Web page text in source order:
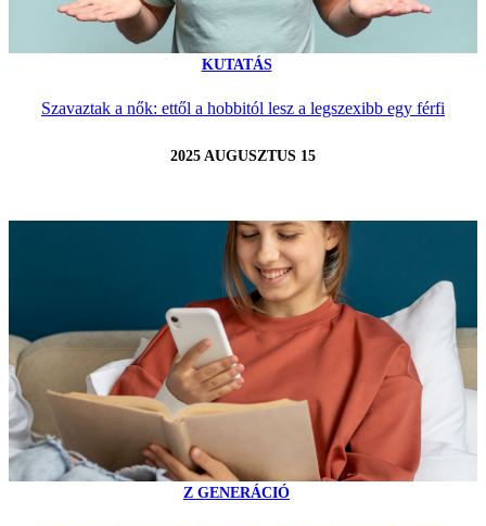
KUTATÁS
Szavaztak a nők: ettől a hobbitól lesz a legszexibb egy férfi
2025 AUGUSZTUS 15
Z GENERÁCIÓ